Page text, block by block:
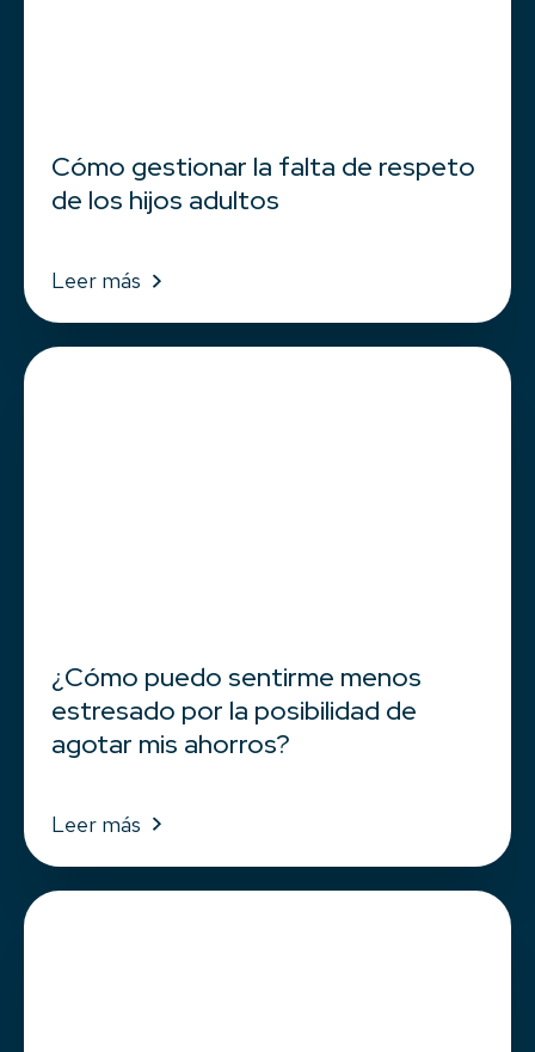
Cómo gestionar la falta de respeto
de los hijos adultos
Leer más
¿Cómo puedo sentirme menos
estresado por la posibilidad de
agotar mis ahorros?
Leer más